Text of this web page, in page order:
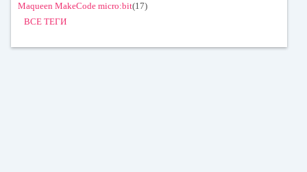
Maqueen MakeCode micro:bit(17)
ВСЕ ТЕГИ